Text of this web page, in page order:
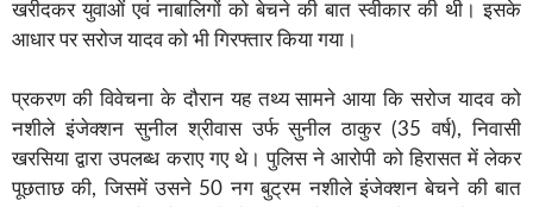
खरीदकर युवाओं एवं नाबालिगों को बेचने की बात स्वीकार की थी। इसके
आधार पर सरोज यादव को भी गिरफ्तार किया गया।
प्रकरण की विवेचना के दौरान यह तथ्य सामने आया कि सरोज यादव को
नशीले इंजेक्शन सुनील श्रीवास उर्फ सुनील ठाकुर (35 वर्ष), निवासी
खरसिया द्वारा उपलब्ध कराए गए थे। पुलिस ने आरोपी को हिरासत में लेकर
पूछताछ की, जिसमें उसने 50 नग बुट्रम नशीले इंजेक्शन बेचने की बात